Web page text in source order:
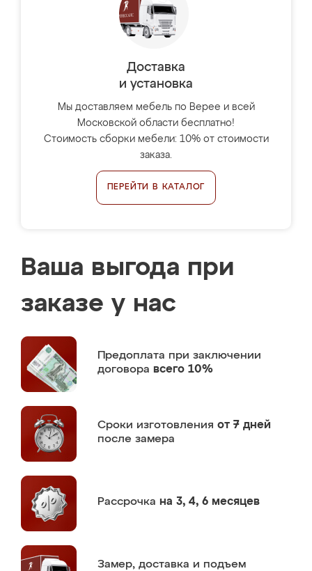
Доставка
и установка
Мы доставляем мебель по Верее и всей
Московской области бесплатно!
Стоимость сборки мебели: 10% от стоимости
заказа.
ПЕРЕЙТИ В КАТАЛОГ
Ваша выгода при
заказе у нас
Предоплата при заключении
договора всего 10%
Сроки изготовления от 7 дней
после замера
Рассрочка на 3, 4, 6 месяцев
Замер, доставка и подъем